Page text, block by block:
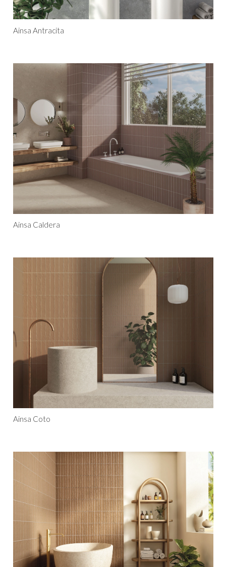
Ainsa Antracita
Ainsa Caldera
Ainsa Coto